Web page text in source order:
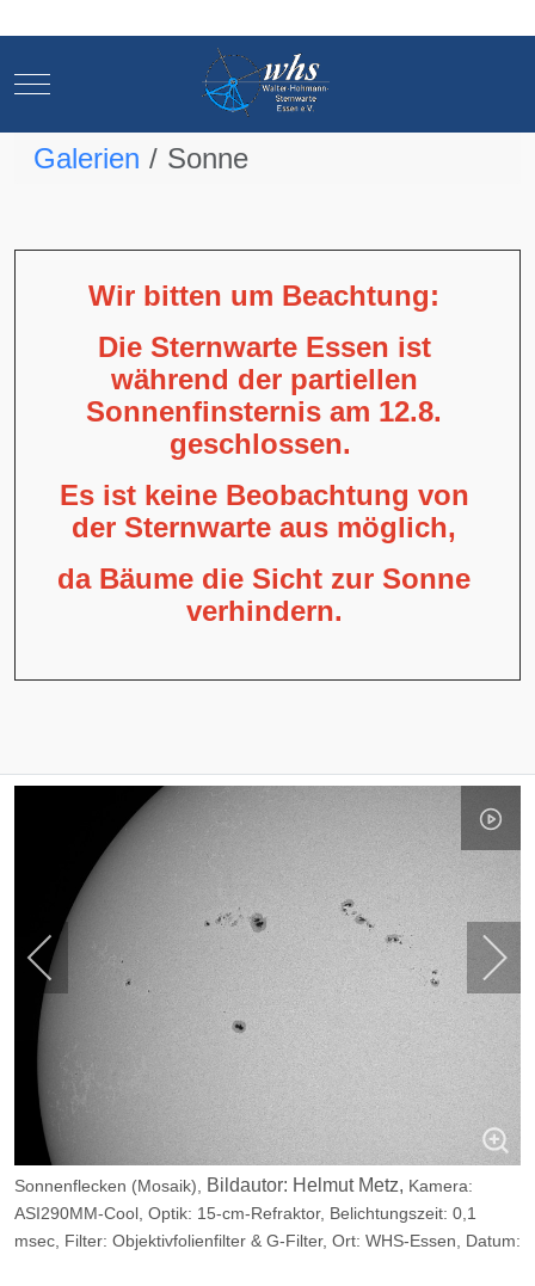
Mobile Menu Toggle
Galerien Sonne
Wir bitten um Beachtung:
Die Sternwarte Essen ist
während der partiellen
Sonnenfinsternis am 12.8.
geschlossen.
Es ist keine Beobachtung von
der Sternwarte aus möglich,
da Bäume die Sicht zur Sonne
verhindern.
Sonnenflecken (Mosaik), Bildautor: Helmut Metz, Kamera:
ASI290MM-Cool, Optik: 15-cm-Refraktor, Belichtungszeit: 0,1
msec, Filter: Objektivfolienfilter & G-Filter, Ort: WHS-Essen, Datum: